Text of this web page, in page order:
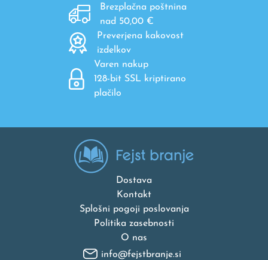
Brezplačna poštnina
nad 50,00 €
Preverjena kakovost
izdelkov
Varen nakup
128-bit SSL kriptirano
plačilo
Dostava
Kontakt
Splošni pogoji poslovanja
Politika zasebnosti
O nas
info@fejstbranje.si